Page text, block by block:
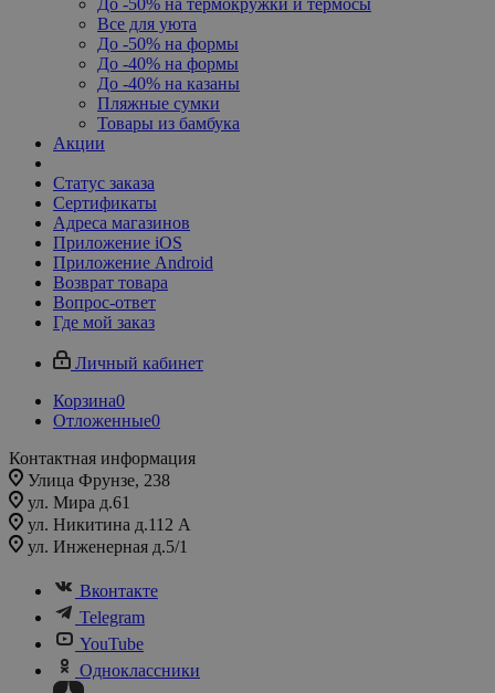
Все для уюта
До -50% на формы
До -40% на формы
До -40% на казаны
Пляжные сумки
Товары из бамбука
Акции
Статус заказа
Сертификаты
Адреса магазинов
Приложение iOS
Приложение Android
Возврат товара
Вопрос-ответ
Где мой заказ
Личный кабинет
Корзина0
Отложенные0
Контактная информация
Улица Фрунзе, 238​
ул. Мира д.61
ул. Никитина д.112 А
ул. Инженерная д.5/1
Вконтакте
Telegram
YouTube
Одноклассники